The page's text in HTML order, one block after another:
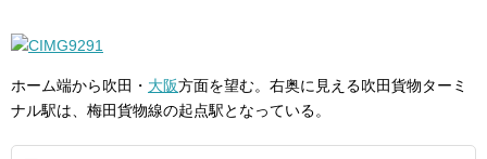
ホーム端から吹田・ 大阪方面を望む。右奥に見える吹田貨物ターミ
ナル駅は、梅田貨物線の起点駅となっている。